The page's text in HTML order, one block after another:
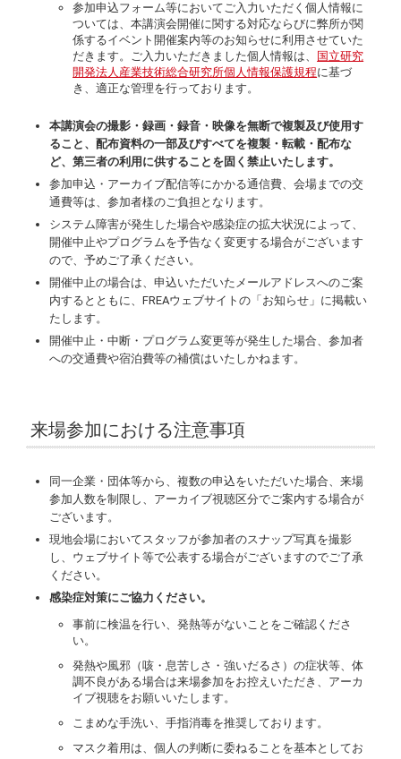
参加申込フォーム等においてご入力いただく個人情報に
ついては、本講演会開催に関する対応ならびに弊所が関
係するイベント開催案内等のお知らせに利用させていた
だきます。ご入力いただきました個人情報は、
国立研究
開発法人産業技術総合研究所個人情報保護規程に基づ
き、適正な管理を行っております。
本講演会の撮影・録画・録音・映像を無断で複製及び使用す
ること、配布資料の一部及びすべてを複製・転載・配布な
ど、第三者の利用に供することを固く禁止いたします。
参加申込・アーカイブ配信等にかかる通信費、会場までの交
通費等は、参加者様のご負担となります。
システム障害が発生した場合や感染症の拡大状況によって、
開催中止やプログラムを予告なく変更する場合がございます
ので、予めご了承ください。
開催中止の場合は、申込いただいたメールアドレスへのご案
内するとともに、FREAウェブサイトの「お知らせ」に掲載い
たします。
開催中止・中断・プログラム変更等が発生した場合、参加者
への交通費や宿泊費等の補償はいたしかねます。
来場参加における注意事項
同一企業・団体等から、複数の申込をいただいた場合、来場
参加人数を制限し、アーカイブ視聴区分でご案内する場合が
ございます。
現地会場においてスタッフが参加者のスナップ写真を撮影
し、ウェブサイト等で公表する場合がございますのでご了承
ください。
感染症対策にご協力ください。
事前に検温を行い、発熱等がないことをご確認くださ
い。
発熱や風邪（咳・息苦しさ・強いだるさ）の症状等、体
調不良がある場合は来場参加をお控えいただき、アーカ
イブ視聴をお願いいたします。
こまめな手洗い、手指消毒を推奨しております。
マスク着用は、個人の判断に委ねることを基本としてお